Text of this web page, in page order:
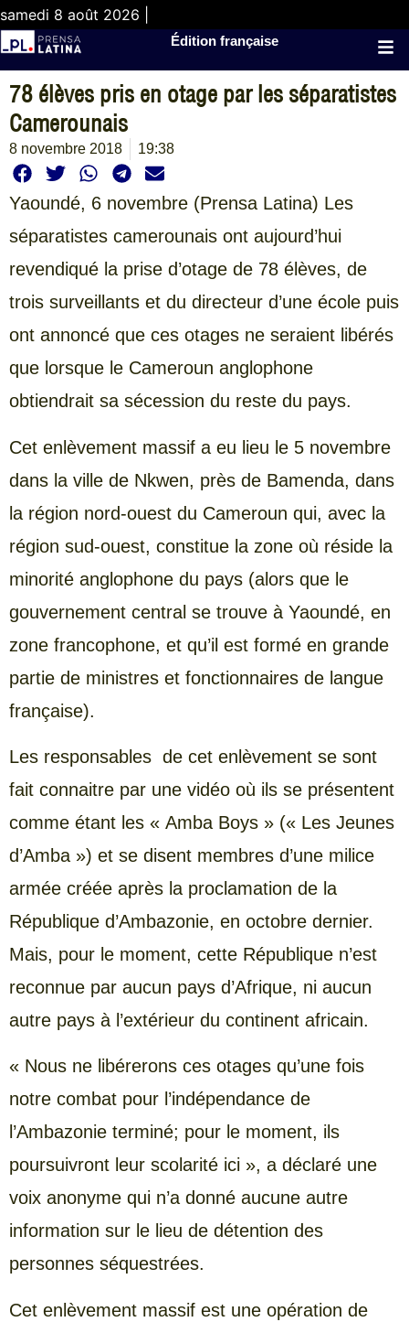
samedi 8 août 2026 |
Édition française
78 élèves pris en otage par les séparatistes
Camerounais
8 novembre 2018 19:38
Yaoundé, 6 novembre (Prensa Latina) Les
séparatistes camerounais ont aujourd’hui
revendiqué la prise d’otage de 78 élèves, de
trois surveillants et du directeur d’une école puis
ont annoncé que ces otages ne seraient libérés
que lorsque le Cameroun anglophone
obtiendrait sa sécession du reste du pays.
Cet enlèvement massif a eu lieu le 5 novembre
dans la ville de Nkwen, près de Bamenda, dans
la région nord-ouest du Cameroun qui, avec la
région sud-ouest, constitue la zone où réside la
minorité anglophone du pays (alors que le
gouvernement central se trouve à Yaoundé, en
zone francophone, et qu’il est formé en grande
partie de ministres et fonctionnaires de langue
française).
Les responsables de cet enlèvement se sont
fait connaitre par une vidéo où ils se présentent
comme étant les « Amba Boys » (« Les Jeunes
d’Amba ») et se disent membres d’une milice
armée créée après la proclamation de la
République d’Ambazonie, en octobre dernier.
Mais, pour le moment, cette République n’est
reconnue par aucun pays d’Afrique, ni aucun
autre pays à l’extérieur du continent africain.
« Nous ne libérerons ces otages qu’une fois
notre combat pour l’indépendance de
l’Ambazonie terminé; pour le moment, ils
poursuivront leur scolarité ici », a déclaré une
voix anonyme qui n’a donné aucune autre
information sur le lieu de détention des
personnes séquestrées.
Cet enlèvement massif est une opération de